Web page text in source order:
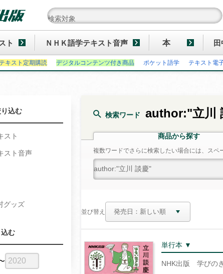
ト ＮＨＫ語学テキスト音声 本
キスト定期購読 デジタルコンテンツ付き商品 ポケット語学 テキスト電
検索ワード author:"立川
商品から探す
複数ワードでさらに検索したい場合には、スペ
並び替え
単行本 ▼
NHK出版 学びの
込む
スト
スト音声
グッズ
む